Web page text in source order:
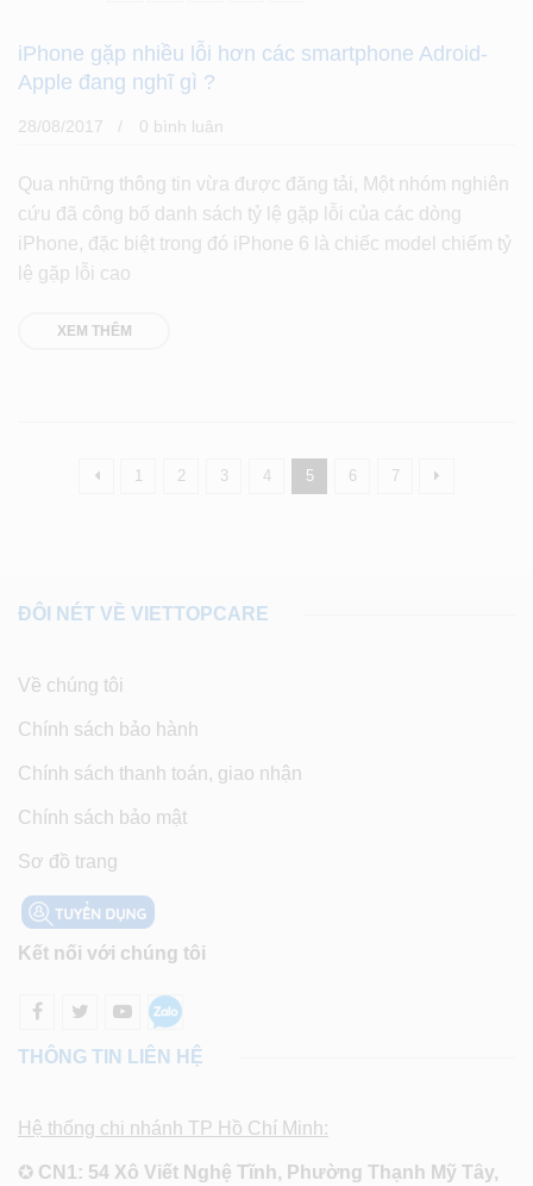
iPhone gặp nhiều lỗi hơn các smartphone Adroid-
Apple đang nghĩ gì ?
28/08/2017 0 bình luân
Qua những thông tin vừa được đăng tải, Một nhóm nghiên
cứu đã công bố danh sách tỷ lệ gặp lỗi của các dòng
iPhone, đặc biệt trong đó iPhone 6 là chiếc model chiếm tỷ
lệ gặp lỗi cao
XEM THÊM
1 2 3 4 5 6 7
ĐÔI NÉT VỀ VIETTOPCARE
Về chúng tôi
Chính sách bảo hành
Chính sách thanh toán, giao nhận
Chính sách bảo mật
Sơ đồ trang
Kết nối với chúng tôi
THÔNG TIN LIÊN HỆ
Hệ thống chi nhánh TP Hồ Chí Minh:
✪ CN1: 54 Xô Viết Nghệ Tĩnh, Phường Thạnh Mỹ Tây,